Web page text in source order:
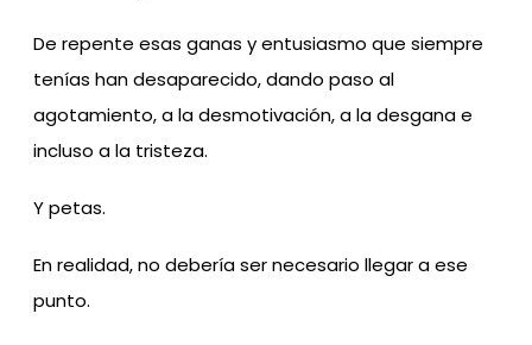
De repente esas ganas y entusiasmo que siempre
tenías han desaparecido, dando paso al
agotamiento, a la desmotivación, a la desgana e
incluso a la tristeza.
Y petas.
En realidad, no debería ser necesario llegar a ese
punto.